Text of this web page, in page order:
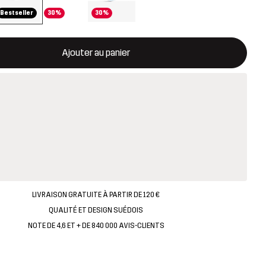
Bestseller 30% 30%
Ajouter au panier
une fenêtre modale confirmant un nouvel article dans le
LIVRAISON GRATUITE À PARTIR DE 120 €
QUALITÉ ET DESIGN SUÉDOIS
NOTE DE 4,6 ET + DE 840 000 AVIS-CLIENTS